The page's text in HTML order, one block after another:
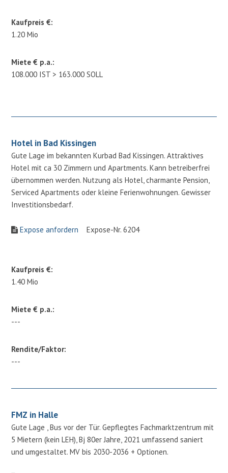
Kaufpreis €:
1.20 Mio
Miete € p.a.:
108.000 IST > 163.000 SOLL
Hotel in Bad Kissingen
Gute Lage im bekannten Kurbad Bad Kissingen. Attraktives
Hotel mit ca 30 Zimmern und Apartments. Kann betreiberfrei
übernommen werden. Nutzung als Hotel, charmante Pension,
Serviced Apartments oder kleine Ferienwohnungen. Gewisser
Investitionsbedarf.
Expose anfordern Expose-Nr. 6204
Kaufpreis €:
1.40 Mio
Miete € p.a.:
---
Rendite/Faktor:
---
FMZ in Halle
Gute Lage , Bus vor der Tür. Gepflegtes Fachmarktzentrum mit
5 Mietern (kein LEH), Bj 80er Jahre, 2021 umfassend saniert
und umgestaltet. MV bis 2030-2036 + Optionen.